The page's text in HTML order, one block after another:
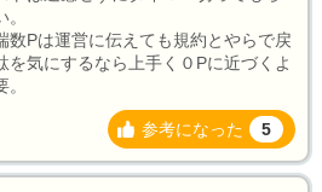
数Pは運営に伝えても規約とやらで戻
を気にするなら上手く０Pに近づくよ
参考になった 5